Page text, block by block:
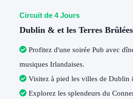
Circuit de 4 Jours
Dublin & et les Terres
Profitez d'une soirée Pub avec
musiques Irlandaises.
Visitez à pied les villes de Dublin
Explorez les splendeurs du